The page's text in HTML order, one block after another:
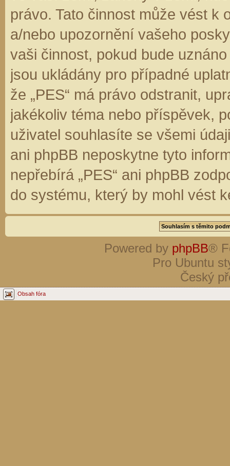
právo. Tato činnost může vést k
a/nebo upozornění vašeho
vaši činnost, pokud bude
jsou ukládány pro případné
že „PES“ má právo odstranit,
jakékoliv téma nebo příspěvek,
uživatel souhlasíte se všemi
ani phpBB neposkytne tyto
nepřebírá „PES“ ani phpBB
do systému, který by mohl vést
Powered by phpBB®
Pro Ubuntu
Český
Obsah fóra